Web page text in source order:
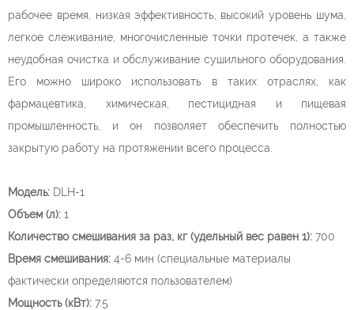
рабочее время, низкая эффективность, высокий уровень шума,
легкое слеживание, многочисленные точки протечек, а также
неудобная очистка и обслуживание сушильного оборудования.
Его можно широко использовать в таких отраслях, как
фармацевтика, химическая, пестицидная и пищевая
промышленность, и он позволяет обеспечить полностью
закрытую работу на протяжении всего процесса.
Модель: DLH-1
Объем (л): 1
Количество смешивания за раз, кг (удельный вес равен 1): 700
Время смешивания: 4-6 мин (специальные материалы
фактически определяются пользователем)
Мощность (кВт): 7.5